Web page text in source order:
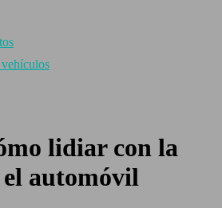
lidiar con la
el automóvil